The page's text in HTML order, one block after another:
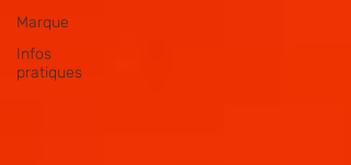
Marque
Infos
pratiques